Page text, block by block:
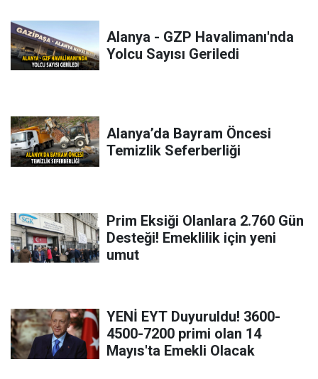
Alanya - GZP Havalimanı'nda
Yolcu Sayısı Geriledi
Alanya’da Bayram Öncesi
Temizlik Seferberliği
Prim Eksiği Olanlara 2.760 Gün
Desteği! Emeklilik için yeni
umut
YENİ EYT Duyuruldu! 3600-
4500-7200 primi olan 14
Mayıs'ta Emekli Olacak